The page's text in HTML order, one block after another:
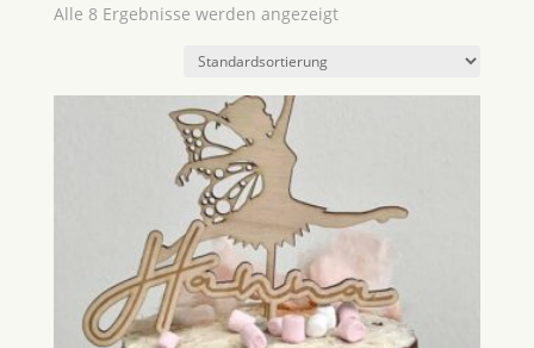
Alle 8 Ergebnisse werden angezeigt